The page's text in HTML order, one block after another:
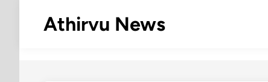
Athirvu News